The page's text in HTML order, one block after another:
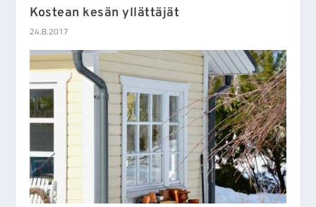
Kostean kesän yllättäjät
24.8.2017